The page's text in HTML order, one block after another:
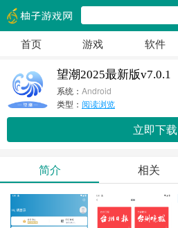
首页 游戏 软件
望潮2025最新版v7.0.1
系统： Android
类型： 阅读浏览
立即下载
简介 相关